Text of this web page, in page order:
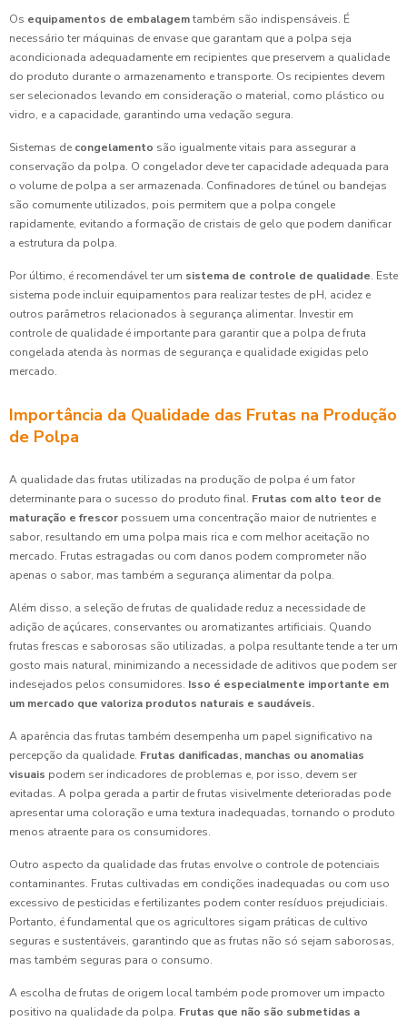
Os equipamentos de embalagemtambém são indispensáveis. É
necessário ter máquinas de envase que garantam que a polpa seja
acondicionada adequadamente em recipientes que preservem a qualidade
do produto durante o armazenamento e transporte. Os recipientes devem
ser selecionados levando em consideração o material, como plástico ou
vidro, e a capacidade, garantindo uma vedação segura.
Sistemas de congelamento são igualmente vitais para assegurar a
conservação da polpa. O congelador deve ter capacidade adequada para
o volume de polpa a ser armazenada. Confinadores de túnel ou bandejas
são comumente utilizados, pois permitem que a polpa congele
rapidamente, evitando a formação de cristais de gelo que podem danificar
a estrutura da polpa.
Por último, é recomendável ter um sistema de controle de qualidade. Este
sistema pode incluir equipamentos para realizar testes de pH, acidez e
outros parâmetros relacionados à segurança alimentar. Investir em
controle de qualidade é importante para garantir que a polpa de fruta
congelada atenda às normas de segurança e qualidade exigidas pelo
mercado.
Importância da Qualidade das Frutas na Produção
de Polpa
A qualidade das frutas utilizadas na produção de polpa é um fator
determinante para o sucesso do produto final. Frutas com alto teor de
maturação e frescor possuem uma concentração maior de nutrientes e
sabor, resultando em uma polpa mais rica e com melhor aceitação no
mercado. Frutas estragadas ou com danos podem comprometer não
apenas o sabor, mas também a segurança alimentar da polpa.
Além disso, a seleção de frutas de qualidade reduz a necessidade de
adição de açúcares, conservantes ou aromatizantes artificiais. Quando
frutas frescas e saborosas são utilizadas, a polpa resultante tende a ter um
gosto mais natural, minimizando a necessidade de aditivos que podem ser
indesejados pelos consumidores. Isso é especialmente importante em
um mercado que valoriza produtos naturais e saudáveis.
A aparência das frutas também desempenha um papel significativo na
percepção da qualidade. Frutas danificadas, manchas ou anomalias
visuais podem ser indicadores de problemas e, por isso, devem ser
evitadas. A polpa gerada a partir de frutas visivelmente deterioradas pode
apresentar uma coloração e uma textura inadequadas, tornando o produto
menos atraente para os consumidores.
Outro aspecto da qualidade das frutas envolve o controle de potenciais
contaminantes. Frutas cultivadas em condições inadequadas ou com uso
excessivo de pesticidas e fertilizantes podem conter resíduos prejudiciais.
Portanto, é fundamental que os agricultores sigam práticas de cultivo
seguras e sustentáveis, garantindo que as frutas não só sejam saborosas,
mas também seguras para o consumo.
A escolha de frutas de origem local também pode promover um impacto
positivo na qualidade da polpa. Frutas que não são submetidas a